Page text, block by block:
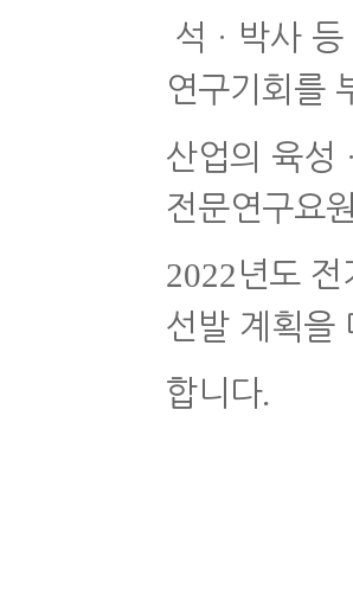
석 ㆍ 박사
연구기회를
산업의 육성
전문연구요
2022 년도
선발 계획을
합니다.